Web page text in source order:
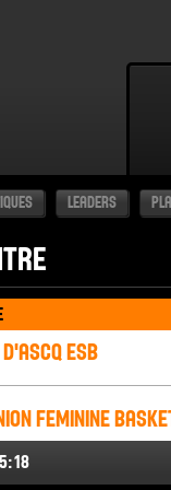
LEADERS
ESB
FEMININE